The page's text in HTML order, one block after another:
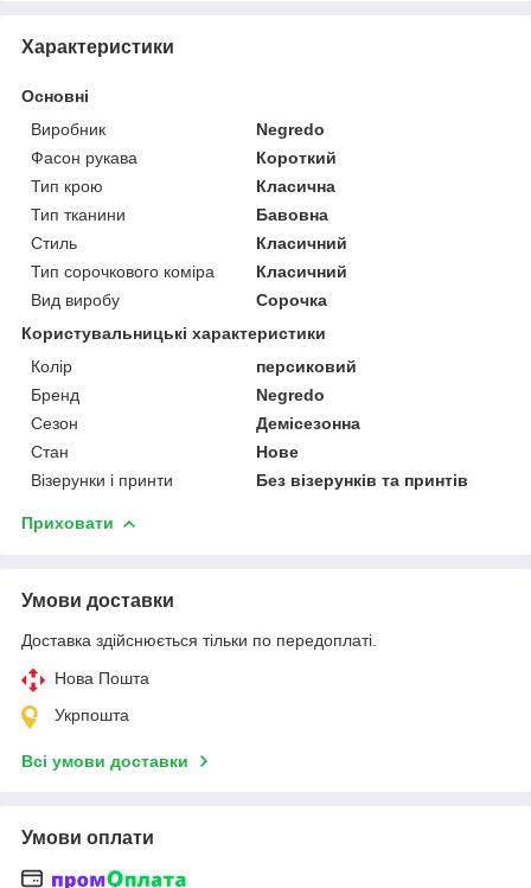
Характеристики
Основні
Виробник
Negredo
Фасон рукава
Короткий
Тип крою
Класична
Тип тканини
Бавовна
Стиль
Класичний
Тип сорочкового коміра
Класичний
Вид виробу
Сорочка
Користувальницькі характеристики
Колір
персиковий
Бренд
Negredo
Сезон
Демісезонна
Стан
Нове
Візерунки і принти
Без візерунків та принтів
Приховати
Умови доставки
Доставка здійснюється тільки по передоплаті.
Нова Пошта
Укрпошта
Всі умови доставки
Умови оплати